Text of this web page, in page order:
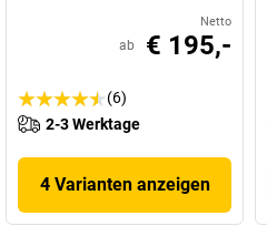
Netto
ab € 195,-
(6)
2-3 Werktage
4 Varianten anzeigen